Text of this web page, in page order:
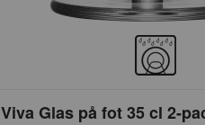
Viva Glas på fot 35 cl 2-